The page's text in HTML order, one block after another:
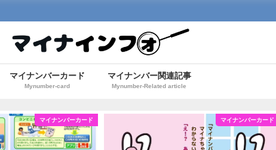
マイナンバーカード
Mynumber-card
マイナンバー関連記事
Mynumber-Related article
マイナンバーカード マイナンバーカード